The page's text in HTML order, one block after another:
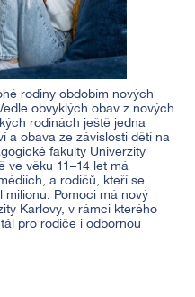
rodiny obdobím nových
obvyklých obav z nových
rodinách ještě jedna
a obava ze závislosti dětí na
fakulty Univerzity
ve věku 11–14 let má
a rodičů, kteří se
milionu. Pomoci má nový
Karlovy, v rámci kterého
pro rodiče i odbornou